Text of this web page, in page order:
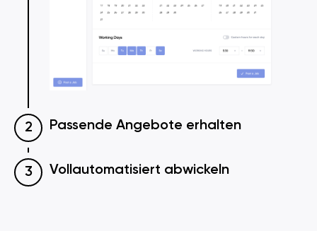
Passende Angebote erhalten
Vollautomatisiert abwickeln